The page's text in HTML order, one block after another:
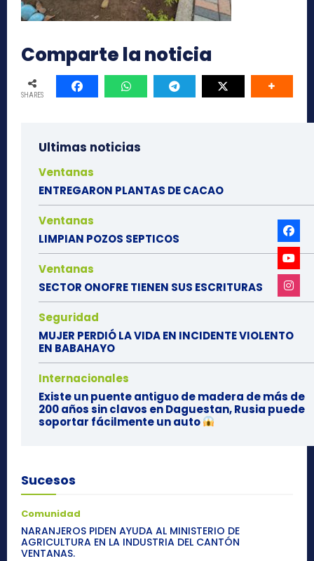
Comparte la noticia
SHARES
Ultimas noticias
Ventanas
ENTREGARON PLANTAS DE CACAO
Ventanas
LIMPIAN POZOS SEPTICOS
Ventanas
SECTOR ONOFRE TIENEN SUS ESCRITURAS
Seguridad
MUJER PERDIÓ LA VIDA EN INCIDENTE VIOLENTO
EN BABAHAYO
Internacionales
Existe un puente antiguo de madera de más de
200 años sin clavos en Daguestan, Rusia puede
soportar fácilmente un auto
Sucesos
Comunidad
NARANJEROS PIDEN AYUDA AL MINISTERIO DE
AGRICULTURA EN LA INDUSTRIA DEL CANTÓN
VENTANAS.